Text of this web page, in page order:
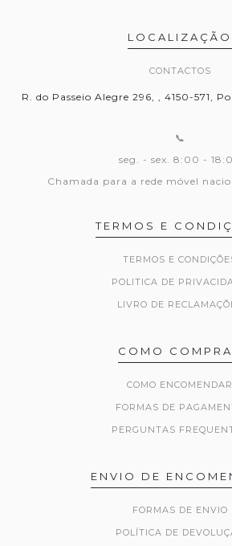
LOCALIZAÇÃO
CONTACTOS
R. do Passeio Alegre 296, , 4150-571,
📞
seg. - sex. 8:00 -
Chamada para a rede móvel
TERMOS E
TERMOS E
POLITICA DE
LIVRO DE
COMO
COMO ENCOMENDAR
FORMAS DE
PERGUNTAS
ENVIO DE
FORMAS DE ENVIO
POLÍTICA DE